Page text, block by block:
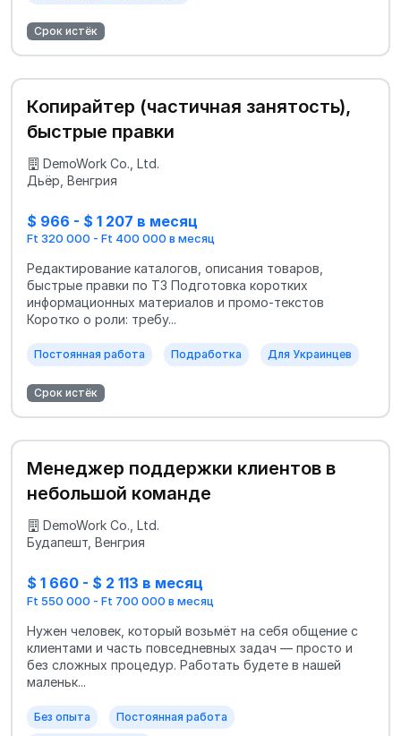
Срок истёк
Копирайтер (частичная занятость),
быстрые правки
DemoWork Co., Ltd.
Дьёр, Венгрия
$ 966 - $ 1 207 в месяц
Ft 320 000 - Ft 400 000 в месяц
Редактирование каталогов, описания товаров,
быстрые правки по ТЗ Подготовка коротких
информационных материалов и промо-текстов
Коротко о роли: требу...
Постоянная работа Подработка Для Украинцев
Срок истёк
Менеджер поддержки клиентов в
небольшой команде
DemoWork Co., Ltd.
Будапешт, Венгрия
$ 1 660 - $ 2 113 в месяц
Ft 550 000 - Ft 700 000 в месяц
Нужен человек, который возьмёт на себя общение с
клиентами и часть повседневных задач — просто и
без сложных процедур. Работать будете в нашей
маленьк...
Без опыта Постоянная работа